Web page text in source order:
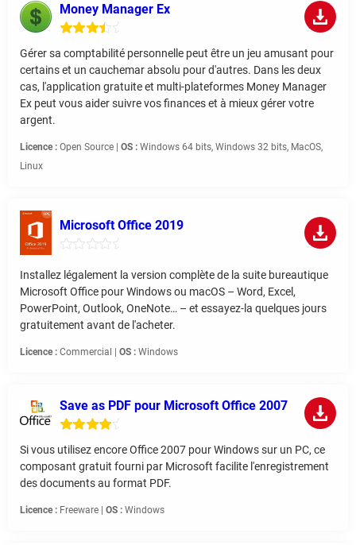
Money Manager Ex
Gérer sa comptabilité personnelle peut être un jeu amusant pour
certains et un cauchemar absolu pour d'autres. Dans les deux
cas, l'application gratuite et multi-plateformes Money Manager
Ex peut vous aider suivre vos finances et à mieux gérer votre
argent.
Licence : Open Source | OS : Windows 64 bits, Windows 32 bits, MacOS,
Linux
Microsoft Office 2019
Installez légalement la version complète de la suite bureautique
Microsoft Office pour Windows ou macOS – Word, Excel,
PowerPoint, Outlook, OneNote… – et essayez-la quelques jours
gratuitement avant de l'acheter.
Licence : Commercial | OS : Windows
Save as PDF pour Microsoft Office 2007
Si vous utilisez encore Office 2007 pour Windows sur un PC, ce
composant gratuit fourni par Microsoft facilite l'enregistrement
des documents au format PDF.
Licence : Freeware | OS : Windows